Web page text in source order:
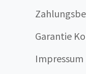
Garantie
Impressum